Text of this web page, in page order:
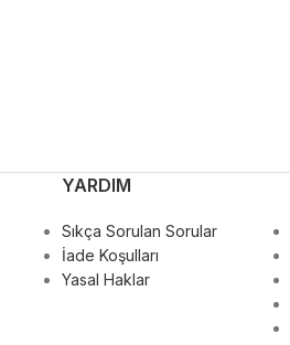
YARDIM
Sıkça Sorulan Sorular
İade Koşulları
Yasal Haklar